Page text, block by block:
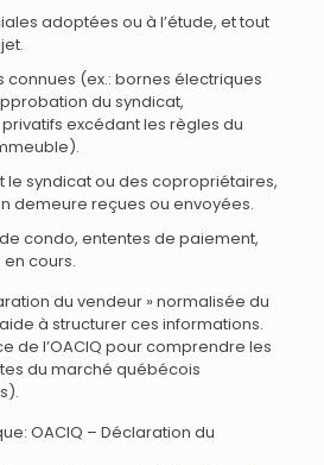
adoptées ou à l’étude, et tout
(ex.: bornes électriques
du syndicat,
excédant les règles du
le syndicat ou des copropriétaires,
demeure reçues ou envoyées.
condo, ententes de paiement,
cours.
du vendeur » normalisée du
à structurer ces informations.
de l’OACIQ pour comprendre les
du marché québécois
OACIQ – Déclaration du